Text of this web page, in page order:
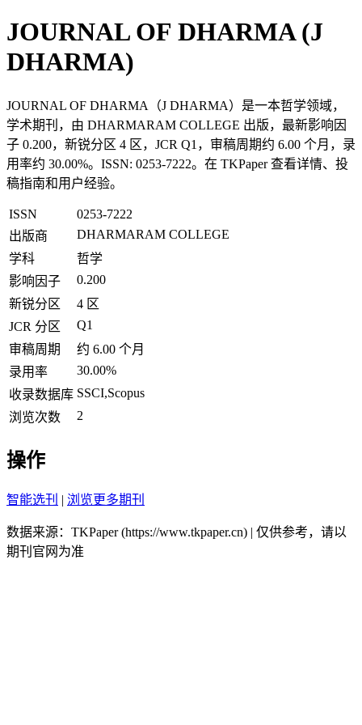
JOURNAL OF DHARMA (J
DHARMA)
JOURNAL OF DHARMA（J DHARMA）是一本哲学领域，
学术期刊，由 DHARMARAM COLLEGE 出版，最新影响因
子 0.200，新锐分区 4 区，JCR Q1，审稿周期约 6.00 个月，录
用率约 30.00%。ISSN: 0253-7222。在 TKPaper 查看详情、投
稿指南和用户经验。
ISSN
0253-7222
出版商
DHARMARAM COLLEGE
学科
哲学
影响因子
0.200
新锐分区
4 区
JCR 分区
Q1
审稿周期
约 6.00 个月
录用率
30.00%
收录数据库 SSCI,Scopus
浏览次数
2
操作
智能选刊 | 浏览更多期刊
数据来源：TKPaper (https://www.tkpaper.cn) | 仅供参考，请以
期刊官网为准